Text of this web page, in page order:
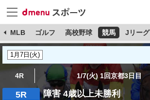
MLB ゴルフ 高校野球 競馬 Jリーグ
4R 1/7(火) 1回京都3日目
5R 障害 4歳以上未勝利